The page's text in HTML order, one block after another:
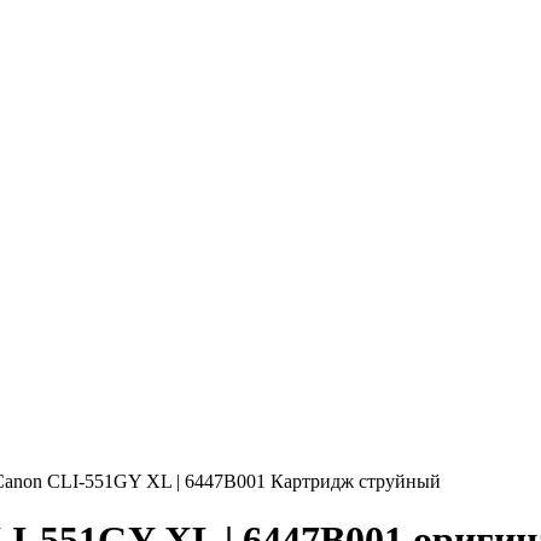
CLI-551GY XL | 6447B001 Картридж струйный